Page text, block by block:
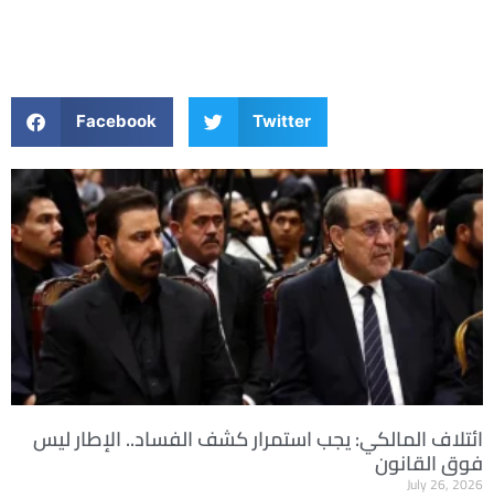
Facebook Twitter
ائتلاف المالكي: يجب استمرار كشف الفساد.. الإطار ليس
فوق القانون
July 26, 2026